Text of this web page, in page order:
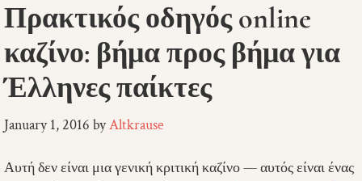
Πρακτικός οδηγός online
καζίνο: βήμα προς βήμα για
Έλληνες παίκτες
January 1, 2016 byAltkrause
Αυτή δεν είναι μια γενική κριτική καζίνο — αυτός είναι ένας